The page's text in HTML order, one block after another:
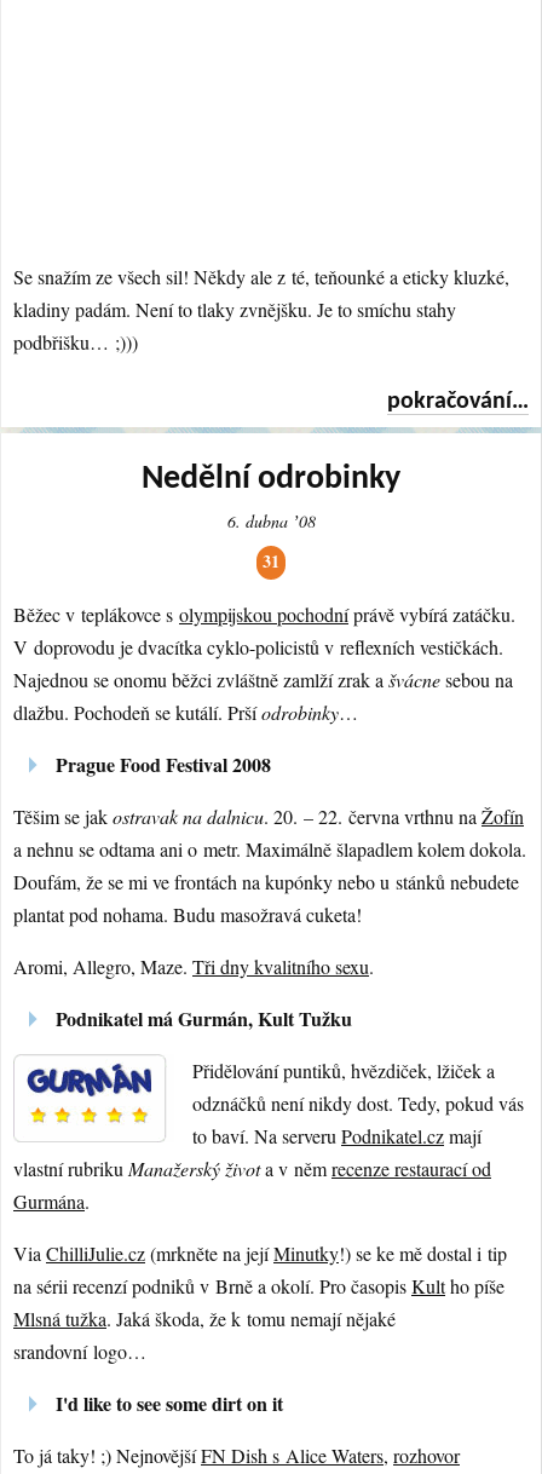
Se snažím ze všech sil! Někdy ale z té, teňounké a eticky kluzké,
kladiny padám. Není to tlaky zvnějšku. Je to smíchu stahy
podbřišku… ;)))
pokračování…
Nedělní odrobinky
6. dubna ʼ08
31
Běžec v teplákovce s olympijskou pochodníprávě vybírá zatáčku.
V doprovodu je dvacítka cyklo-policistů v reflexních vestičkách.
Najednou se onomu běžci zvláštně zamlží zrak a švácnesebou na
dlažbu. Pochodeň se kutálí. Pršíodrobinky…
Prague Food Festival 2008
Těšim se jakostravak na dalnicu. 20. – 22. června vrthnu na Žofín
a nehnu se odtama ani o metr. Maximálně šlapadlem kolem dokola.
Doufám, že se mi ve frontách na kupónky nebo u stánků nebudete
plantat pod nohama. Budu masožravá cuketa!
Aromi, Allegro, Maze. Tři dny kvalitního sexu.
Podnikatel má Gurmán, Kult Tužku
Přidělování puntiků, hvězdiček, lžiček a
odznáčků není nikdy dost. Tedy, pokud vás
to baví. Na serveru Podnikatel.czmají
vlastní rubriku Manažerský života v němrecenze restaurací od
Gurmána.
Via ChilliJulie.cz(mrkněte na jejíMinutky!) se ke mě dostal i tip
na sérii recenzí podniků v Brně a okolí. Pro časopisKultho píše
Mlsná tužka. Jaká škoda, že k tomu nemají nějaké
srandovní logo…
I'd like to see some dirt on it
To já taky! ;) NejnovějšíFN Dish s Alice Waters, rozhovor